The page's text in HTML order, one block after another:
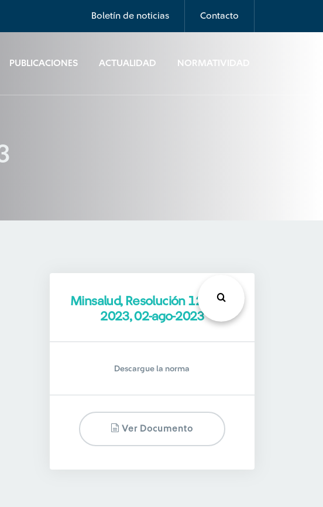
Boletín de noticias Contacto
PUBLICACIONES ACTUALIDAD NORMATIVIDAD
Minsalud, Resolución 1236 de
2023, 02-ago-2023
Descargue la norma
Ver Documento